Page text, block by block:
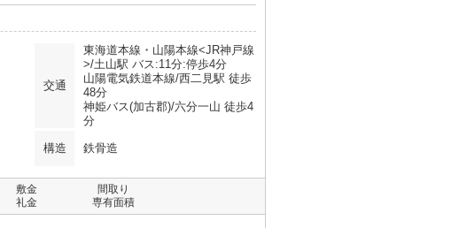
交通
東海道本線・山陽本線<JR神戸線
>/土山駅 バス:11分:停歩4分
山陽電気鉄道本線/西二見駅 徒歩
48分
神姫バス(加古郡)/六分一山 徒歩4
分
構造 鉄骨造
敷金
礼金
間取り
専有面積